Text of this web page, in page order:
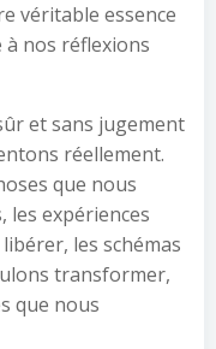
véritable essence
nos réflexions
et sans jugement
réellement.
que nous
les expériences
les schémas
transformer,
que nous